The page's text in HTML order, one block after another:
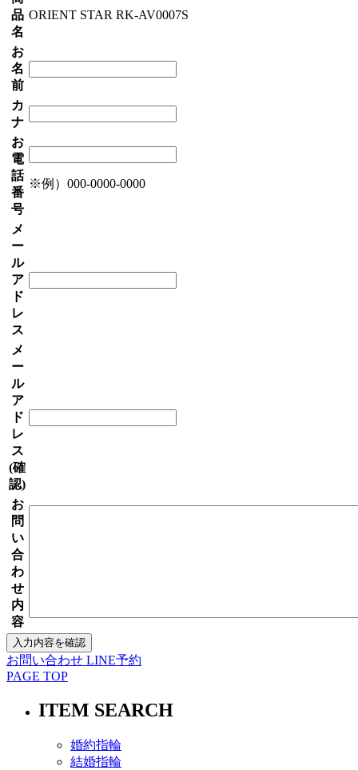
品
名
ORIENT STAR RK-AV0007S
お
名
前
カ
ナ
お
電
話
番
号
※例）000-0000-0000
メ
ー
ル
ア
ド
レ
ス
メ
ー
ル
ア
ド
レ
ス
(確
認)
お
問
い
合
わ
せ
内
容
お問い合わせ LINE予約
PAGE TOP
ITEM SEARCH
婚約指輪
結婚指輪